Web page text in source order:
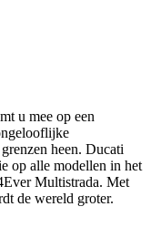
u mee op een
heen. Ducati
op alle modellen in het
Multistrada. Met
de wereld groter.